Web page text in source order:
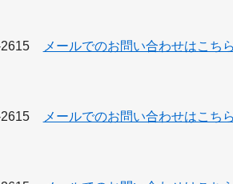
メールでのお問い合わせはこちら
メールでのお問い合わせはこちら